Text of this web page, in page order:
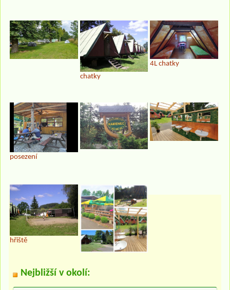
chatky
4L chatky
posezení
hřiště
Nejbližší v okolí: